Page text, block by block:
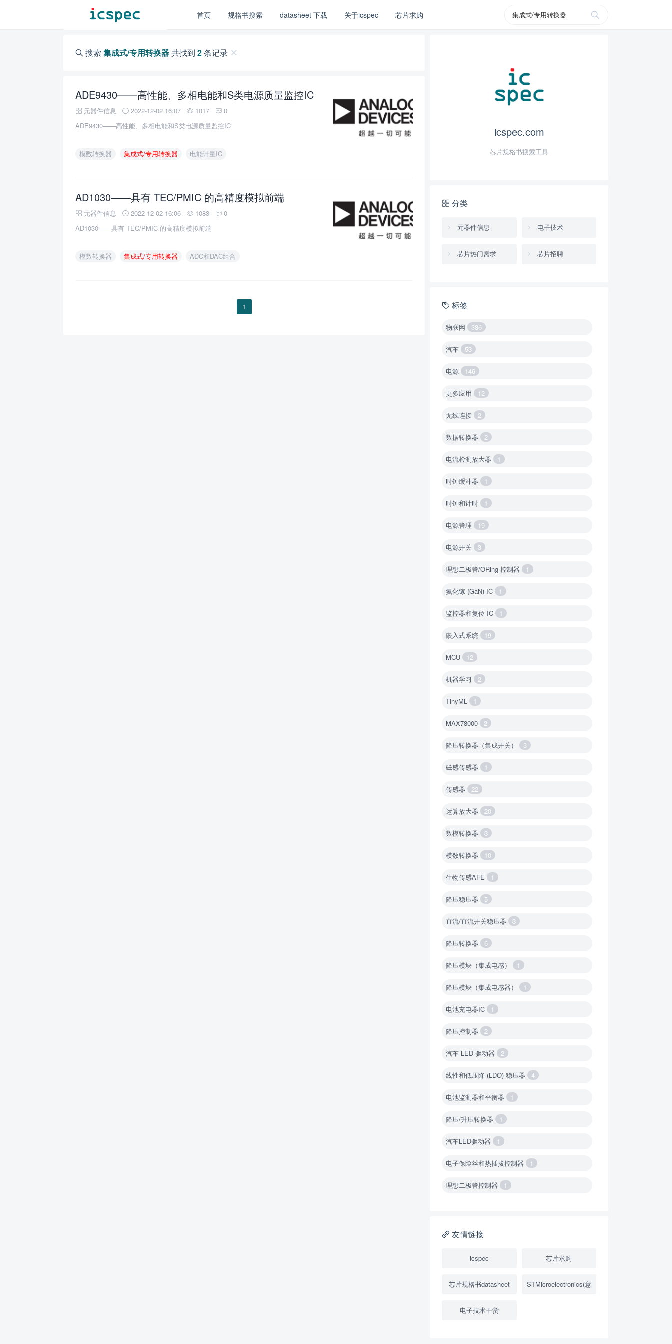
首页 规格书搜索 datasheet 下载 关于icspec 芯片求购
搜索 集成式/专用转换器共找到 2条记录
ADE9430——高性能、多相电能和S类电源质量监控IC
元器件信息 2022-12-02 16:07 1017
0
ADE9430——高性能、多相电能和S类电源质量监控IC
模数转换器 集成式/专用转换器 电能计量IC
AD1030——具有 TEC/PMIC 的高精度模拟前端
元器件信息 2022-12-02 16:06 1083
0
AD1030——具有 TEC/PMIC 的高精度模拟前端
模数转换器 集成式/专用转换器 ADC和DAC组合
1
icspec.com
芯片规格书搜索工具
分类
元器件信息 电子技术
芯片热门需求 芯片招聘
标签
物联网 386
汽车 53
电源 146
更多应用 12
无线连接 2
数据转换器 2
电流检测放大器 1
时钟缓冲器 1
时钟和计时 1
电源管理 19
电源开关 3
理想二极管/ORing 控制器 1
氮化镓 (GaN) IC 1
监控器和复位 IC 1
嵌入式系统 19
MCU 12
机器学习 2
TinyML 1
MAX78000 2
降压转换器（集成开关） 3
磁感传感器 1
传感器 22
运算放大器 20
数模转换器 3
模数转换器 10
生物传感AFE 1
降压稳压器 5
直流/直流开关稳压器 3
降压转换器 6
降压模块（集成电感） 1
降压模块（集成电感器） 1
电池充电器IC 1
降压控制器 2
汽车 LED 驱动器 2
线性和低压降 (LDO) 稳压器 4
电池监测器和平衡器 1
降压/升压转换器 1
汽车LED驱动器 1
电子保险丝和热插拔控制器 1
理想二极管控制器 1
降压转换器（继承开关）
USB隔离器 1
友情链接
icspec 芯片求购
芯片规格书datasheet STMicroelectronics(意
电子技术干货